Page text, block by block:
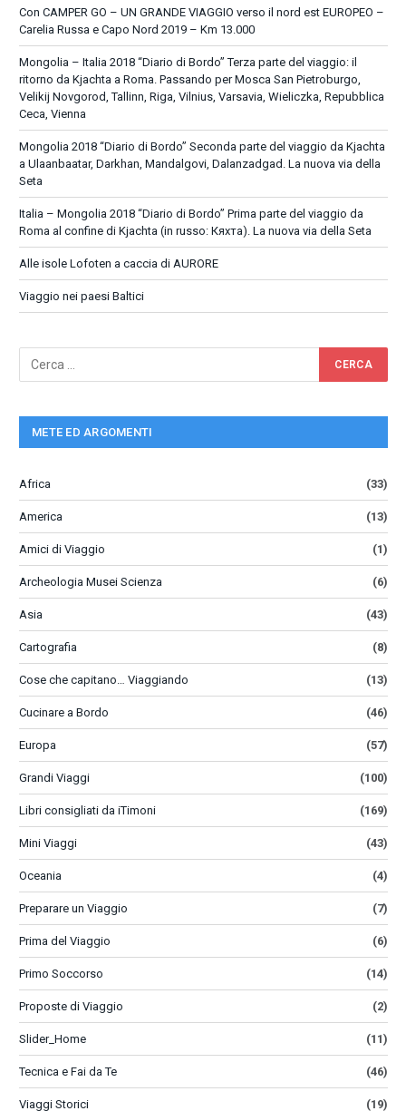
Con CAMPER GO – UN GRANDE VIAGGIO verso il nord est EUROPEO –
Carelia Russa e Capo Nord 2019 – Km 13.000
Mongolia – Italia 2018 “Diario di Bordo” Terza parte del viaggio: il
ritorno da Kjachta a Roma. Passando per Mosca San Pietroburgo,
Velikij Novgorod, Tallinn, Riga, Vilnius, Varsavia, Wieliczka, Repubblica
Ceca, Vienna
Mongolia 2018 “Diario di Bordo” Seconda parte del viaggio da Kjachta
a Ulaanbaatar, Darkhan, Mandalgovi, Dalanzadgad. La nuova via della
Seta
Italia – Mongolia 2018 “Diario di Bordo” Prima parte del viaggio da
Roma al confine di Kjachta (in russo: Кяхта). La nuova via della Seta
Alle isole Lofoten a caccia di AURORE
Viaggio nei paesi Baltici
METE ED ARGOMENTI
Africa (33)
America (13)
Amici di Viaggio (1)
Archeologia Musei Scienza (6)
Asia (43)
Cartografia (8)
Cose che capitano… Viaggiando (13)
Cucinare a Bordo (46)
Europa (57)
Grandi Viaggi (100)
Libri consigliati da iTimoni (169)
Mini Viaggi (43)
Oceania (4)
Preparare un Viaggio (7)
Prima del Viaggio (6)
Primo Soccorso (14)
Proposte di Viaggio (2)
Slider_Home (11)
Tecnica e Fai da Te (46)
Viaggi Storici (19)